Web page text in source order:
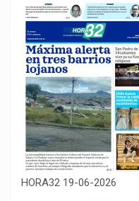
HORA32 19-06-2026